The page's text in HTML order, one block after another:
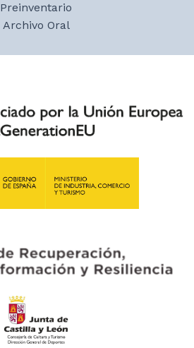
Preinventario
Archivo Oral